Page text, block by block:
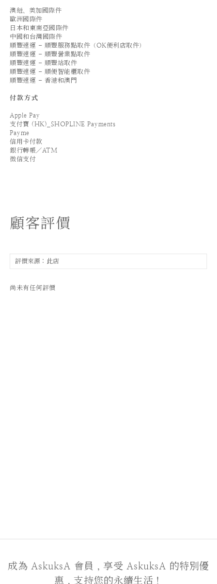
澳紐、美加國際件
歐洲國際件
日本和東南亞國際件
中國和台灣國際件
順豐速運 - 順豐服務點取件（OK便利店取件）
順豐速運 - 順豐營業點取件
順豐速運 - 順豐站取件
順豐速運 - 順便智能櫃取件
順豐速運 - 香港和澳門
付款方式
Apple Pay
支付寶 (HK)_SHOPLINE Payments
Payme
信用卡付款
銀行轉帳／ATM
微信支付
顧客評價
尚未有任何評價
成為 AskuksA 會員，享受 AskuksA 的特別優
惠，支持您的永續生活！